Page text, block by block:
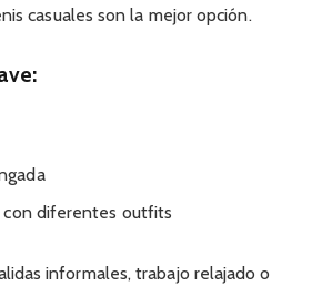
casuales son la mejor opción.
con diferentes outfits
informales, trabajo relajado o